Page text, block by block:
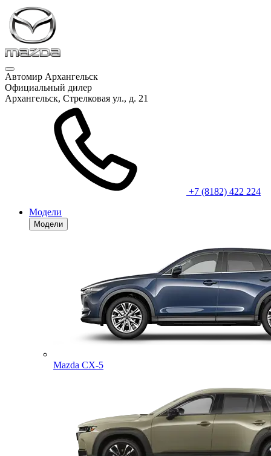
Автомир Архангельск
Официальный дилер
Архангельск, Стрелковая ул., д. 21
+7 (8182) 422 224
Модели
Модели
Mazda CX-5